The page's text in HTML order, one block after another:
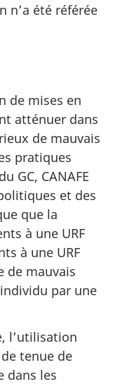
n’a été référée
de mises en
atténuer dans
de mauvais
pratiques
GC, CANAFE
et des
que la
à une URF
à une URF
de mauvais
par une
l’utilisation
tenue de
dans les